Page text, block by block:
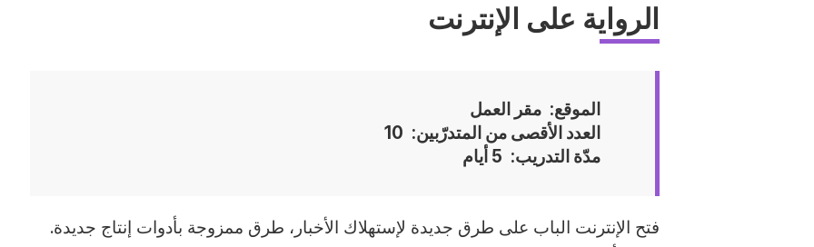
الرواية على الإنترنت
الموقع
مقر العمل
العدد الأقصى من المتدرّبين
10
مدّة التدريب
5 أيام
Accroche
فتح الإنترنت الباب على طرق جديدة لإستهلاك الأخبار، طرق ممزوجة بأدوات إنتاج جديدة.